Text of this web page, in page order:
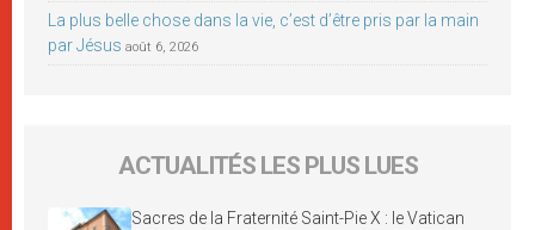
La plus belle chose dans la vie, c’est d’être pris par la main
par Jésus août 6, 2026
ACTUALITÉS LES PLUS LUES
Sacres de la Fraternité Saint-Pie X : le Vatican